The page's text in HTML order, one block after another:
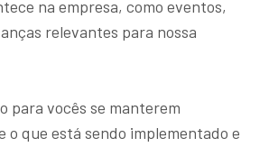
na empresa, como eventos,
relevantes para nossa
para vocês se manterem
o que está sendo implementado e